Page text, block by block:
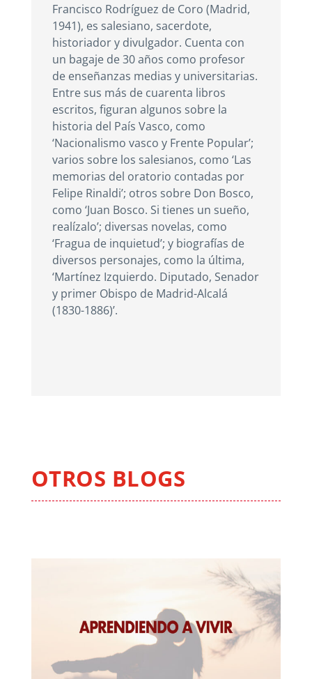
Francisco Rodríguez de Coro (Madrid,
1941), es salesiano, sacerdote,
historiador y divulgador. Cuenta con
un bagaje de 30 años como profesor
de enseñanzas medias y universitarias.
Entre sus más de cuarenta libros
escritos, figuran algunos sobre la
historia del País Vasco, como
‘Nacionalismo vasco y Frente Popular’;
varios sobre los salesianos, como ‘Las
memorias del oratorio contadas por
Felipe Rinaldi’; otros sobre Don Bosco,
como ‘Juan Bosco. Si tienes un sueño,
realízalo’; diversas novelas, como
‘Fragua de inquietud’; y biografías de
diversos personajes, como la última,
‘Martínez Izquierdo. Diputado, Senador
y primer Obispo de Madrid-Alcalá
(1830-1886)’.
OTROS BLOGS